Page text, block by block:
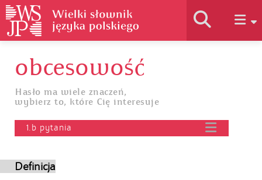
Historia słownika
Jak korzystać
obcesowość
Hasło ma wiele znaczeń,
wybierz to, które Cię interesuje
1.b pytania
Definicja